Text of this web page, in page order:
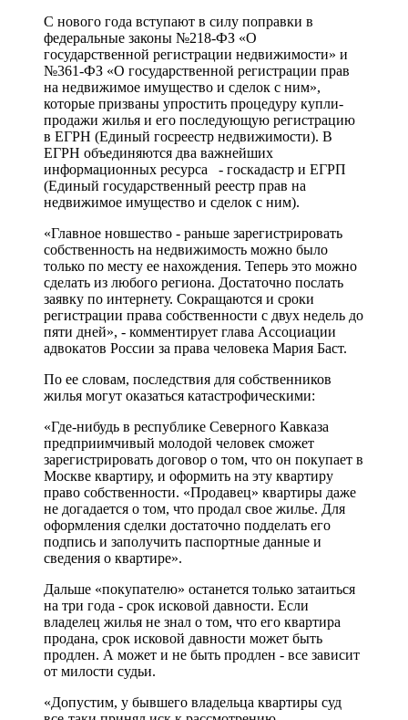
С нового года вступают в силу поправки в
федеральные законы №218-ФЗ «О
государственной регистрации недвижимости» и
№361-ФЗ «О государственной регистрации прав
на недвижимое имущество и сделок с ним»,
которые призваны упростить процедуру купли-
продажи жилья и его последующую регистрацию
в ЕГРН (Единый госреестр недвижимости). В
ЕГРН объединяются два важнейших
информационных ресурса - госкадастр и ЕГРП
(Единый государственный реестр прав на
недвижимое имущество и сделок с ним).
«Главное новшество - раньше зарегистрировать
собственность на недвижимость можно было
только по месту ее нахождения. Теперь это можно
сделать из любого региона. Достаточно послать
заявку по интернету. Сокращаются и сроки
регистрации права собственности с двух недель до
пяти дней», - комментирует глава Ассоциации
адвокатов России за права человека Мария Баст.
По ее словам, последствия для собственников
жилья могут оказаться катастрофическими:
«Где-нибудь в республике Северного Кавказа
предприимчивый молодой человек сможет
зарегистрировать договор о том, что он покупает в
Москве квартиру, и оформить на эту квартиру
право собственности. «Продавец» квартиры даже
не догадается о том, что продал свое жилье. Для
оформления сделки достаточно подделать его
подпись и заполучить паспортные данные и
сведения о квартире».
Дальше «покупателю» останется только затаиться
на три года - срок исковой давности. Если
владелец жилья не знал о том, что его квартира
продана, срок исковой давности может быть
продлен. А может и не быть продлен - все зависит
от милости судьи.
«Допустим, у бывшего владельца квартиры суд